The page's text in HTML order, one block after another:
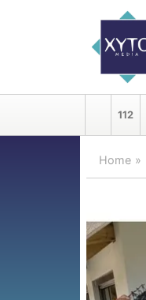
112
Home